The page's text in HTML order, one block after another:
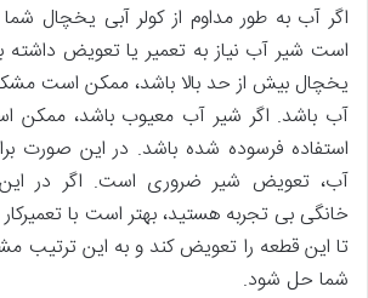
اگر آب به طور مداوم از کولر آبی یخچال
است شیر ​​آب نیاز به تعمیر یا تعویض داشته
یخچال بیش از حد بالا باشد، ممکن است
آب باشد. اگر شیر آب معیوب باشد، ممکن
استفاده فرسوده شده باشد. در این صورت
آب، تعویض شیر ضروری است. اگر در این
خانگی بی تجربه هستید، بهتر است با
تا این قطعه را تعویض کند و به این ترتیب
شما حل شود.